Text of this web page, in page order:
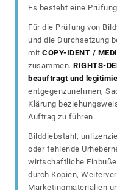
Es besteht eine
Für die Prüfung von
und die Durchsetzung
mit COPY-IDENT /
zusammen. RIGHTS-
beauftragt und
entgegenzunehmen,
Klärung
Auftrag zu führen.
Bilddiebstahl,
oder fehlende
wirtschaftliche
durch Kopien,
Marketingmaterialien